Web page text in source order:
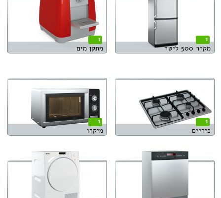
1
מקרר 500 ליטר
1
מתקן מים
1
כיריים
1
מיקרו